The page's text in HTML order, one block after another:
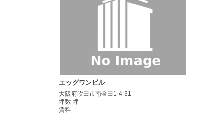
エッグワンビル
大阪府吹田市南金田1-4-31
坪数 坪
賃料